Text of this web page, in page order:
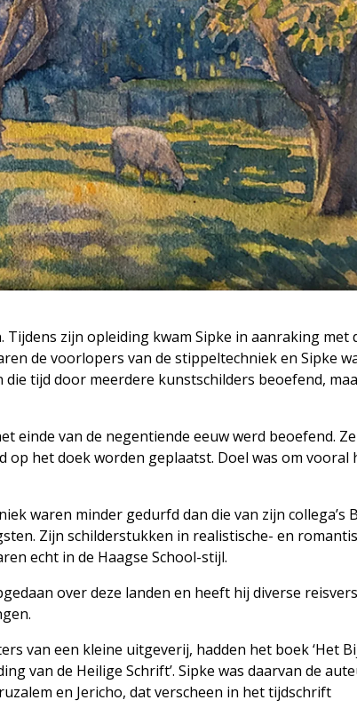
zijn opleiding kwam Sipke in aanraking met
de voorlopers van de stippeltechniek en Sipke
tijd door meerdere kunstschilders beoefend,
einde van de negentiende eeuw werd beoefend.
het doek worden geplaatst. Doel was om vooral
waren minder gedurfd dan die van zijn collega’s
Zijn schilderstukken in realistische- en
echt in de Haagse School-stijl.
over deze landen en heeft hij diverse
van een kleine uitgeverij, hadden het boek ‘Het
van de Heilige Schrift’. Sipke was daarvan de
en Jericho, dat verscheen in het tijdschrift